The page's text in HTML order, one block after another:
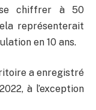
se chiffrer à 50
représenterait
en 10 ans.
a enregistré
à l’exception